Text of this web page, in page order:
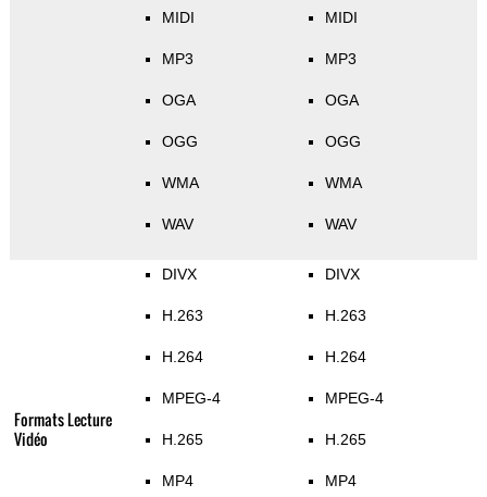
MIDI
MP3
OGA
OGG
WMA
WAV
MIDI
MP3
OGA
OGG
WMA
WAV
Formats Lecture
Vidéo
DIVX
H.263
H.264
MPEG-4
H.265
MP4
DIVX
H.263
H.264
MPEG-4
H.265
MP4